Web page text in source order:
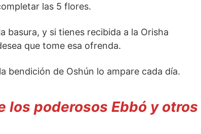
las 5 flores.
basura, y si tienes recibida a la Orisha
que tome esa ofrenda.
bendición de Oshún lo ampare cada día.
los poderosos Ebbó y otros